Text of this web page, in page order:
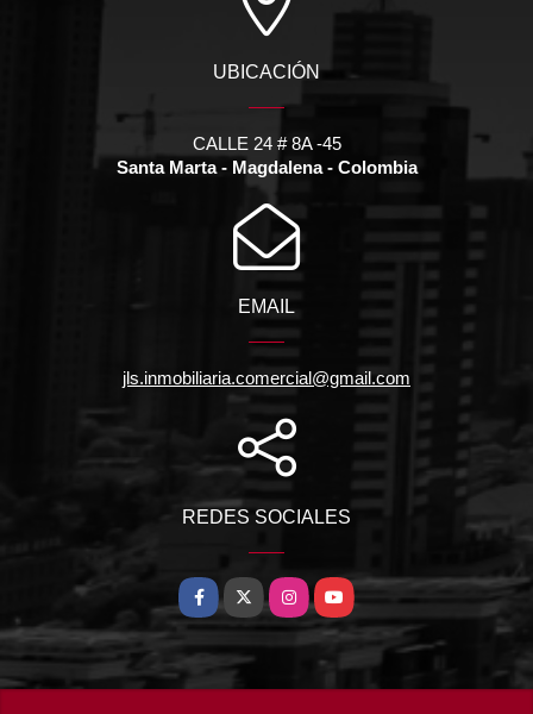
UBICACIÓN
CALLE 24 # 8A -45
Santa Marta - Magdalena - Colombia
EMAIL
jls.inmobiliaria.comercial@gmail.com
REDES SOCIALES
Facebook
X InstagramYouTube